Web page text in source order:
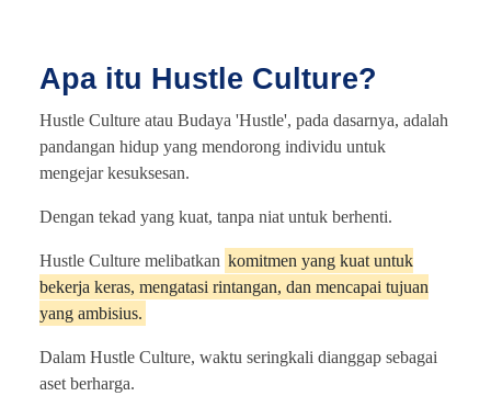
Apa itu Hustle Culture?
Hustle Culture atau Budaya 'Hustle', pada dasarnya, adalah
pandangan hidup yang mendorong individu untuk
mengejar kesuksesan.
Dengan tekad yang kuat, tanpa niat untuk berhenti.
Hustle Culture melibatkan komitmen yang kuat untuk
bekerja keras, mengatasi rintangan, dan mencapai tujuan
yang ambisius.
Dalam Hustle Culture, waktu seringkali dianggap sebagai
aset berharga.